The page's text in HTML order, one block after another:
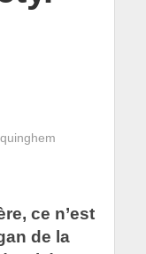
ce n’est
de la